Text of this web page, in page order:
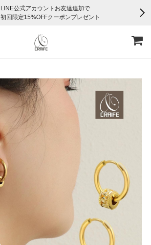
LINE公式アカウントお友達追加で
初回限定15%OFFクーポンプレゼント